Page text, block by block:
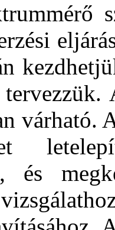
várható.
és